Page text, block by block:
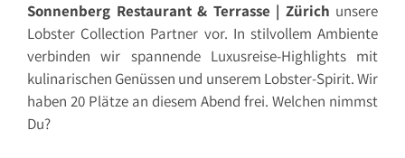
Sonnenberg Restaurant & Terrasse | Zürich unsere
Lobster Collection Partner vor. In stilvollem Ambiente
verbinden wir spannende Luxusreise-Highlights mit
kulinarischen Genüssen und unserem Lobster-Spirit. Wir
haben 20 Plätze an diesem Abend frei. Welchen nimmst
Du?